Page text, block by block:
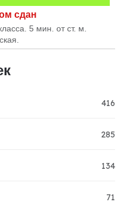
сдан
5 мин. от ст. м.
416
285
134
71